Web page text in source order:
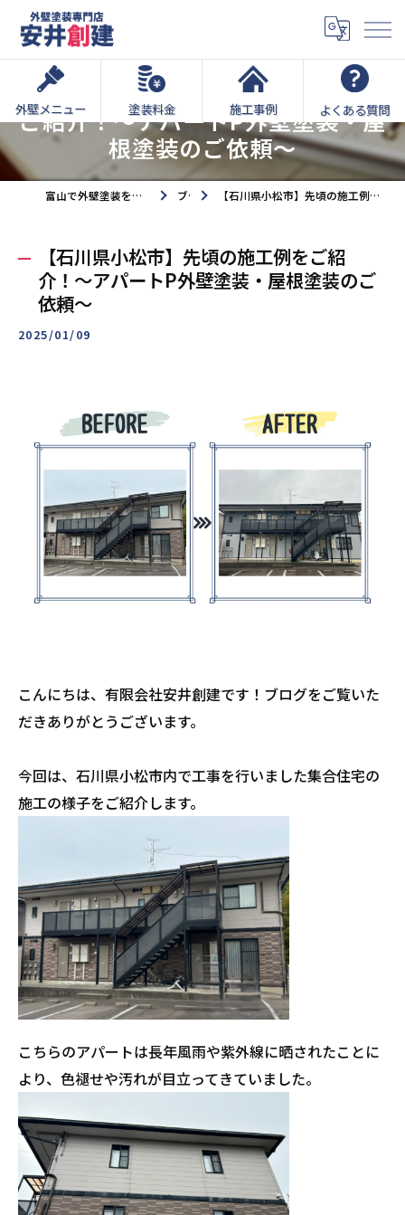
外壁メニュー 塗装料金 施工事例 よくある質問
【石川県小松市】先頃の施工例を
ご紹介！～アパートP外壁塗装・屋
根塗装のご依頼～
富山で外壁塗装をするなら外壁塗装専門店安井創建へ ブログ 【石川県小松市】先頃の施工例をご紹介！～アパートP外壁塗装・屋根塗装のご依頼～
【石川県小松市】先頃の施工例をご紹
介！～アパートP外壁塗装・屋根塗装のご
依頼～
2025/01/09
こんにちは、有限会社安井創建です！ブログをご覧いた
だきありがとうございます。
今回は、石川県小松市内で工事を行いました集合住宅の
施工の様子をご紹介します。
こちらのアパートは長年風雨や紫外線に晒されたことに
より、色褪せや汚れが目立ってきていました。